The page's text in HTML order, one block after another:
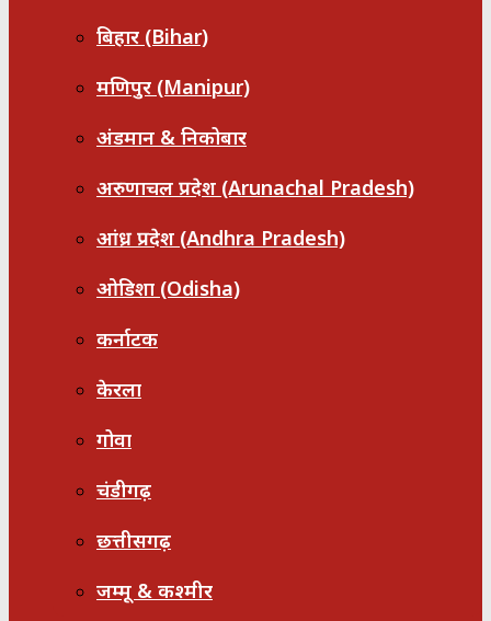
बिहार (Bihar)
मणिपुर (Manipur)
अंडमान & निकोबार
अरुणाचल प्रदेश (Arunachal Pradesh)
आंध्र प्रदेश (Andhra Pradesh)
ओडिशा (Odisha)
कर्नाटक
केरला
गोवा
चंडीगढ़
छत्तीसगढ़
जम्मू & कश्मीर